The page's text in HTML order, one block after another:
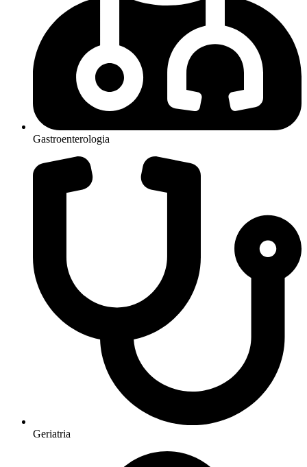
Gastroenterologia
Geriatria